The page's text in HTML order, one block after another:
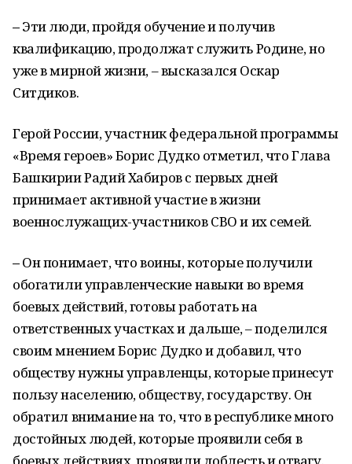
–Эти люди, пройдя обучение и получив
квалификацию, продолжат служить Родине, но
уже в мирной жизни,– высказался Оскар
Ситдиков.
Герой России, участник федеральной программы
«Время героев» Борис Дудко отметил, что Глава
Башкирии Радий Хабиров с первых дней
принимает активной участие в жизни
военнослужащих-участников СВО и их семей.
–Он понимает, что воины, которые получили
обогатили управленческие навыки во время
боевых действий, готовы работать на
ответственных участках и дальше, – поделился
своим мнением Борис Дудко и добавил, что
обществу нужны управленцы, которыепринесут
пользу населению, обществу, государству. Он
обратил внимание на то, что в республике много
достойных людей, которые проявили себя в